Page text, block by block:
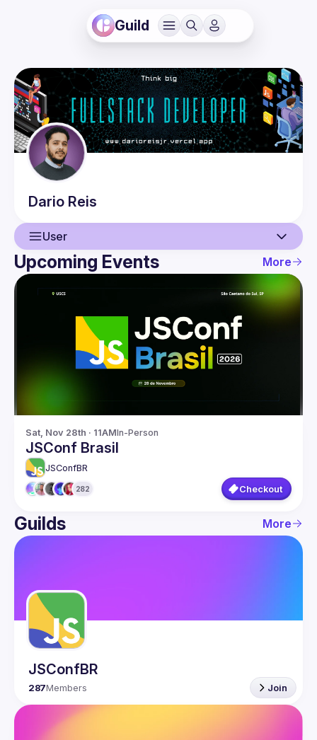
Guild
Dario Reis
User
User
Events
Upcoming Events More
Sat, Nov 28th · 11AMIn-Person
JSConf Brasil
JSConfBR
282 Checkout
Guilds More
JSConfBR
287Members Join